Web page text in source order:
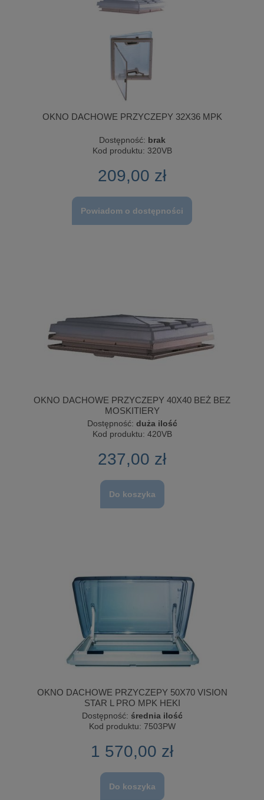
OKNO DACHOWE PRZYCZEPY 32X36 MPK
Dostępność: brak
Kod produktu: 320VB
209,00 zł
Powiadom o dostępności
OKNO DACHOWE PRZYCZEPY 40X40 BEŻ BEZ
MOSKITIERY
Dostępność: duża ilość
Kod produktu: 420VB
237,00 zł
Do koszyka
OKNO DACHOWE PRZYCZEPY 50X70 VISION
STAR L PRO MPK HEKI
Dostępność: średnia ilość
Kod produktu: 7503PW
1 570,00 zł
Do koszyka